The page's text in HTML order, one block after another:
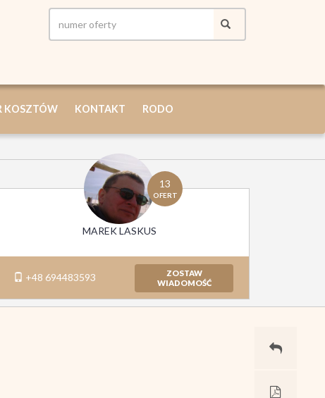
KOSZTÓW KONTAKT RODO
13
OFERT
MAREK LASKUS
+48 694483593
ZOSTAW
WIADOMOŚĆ